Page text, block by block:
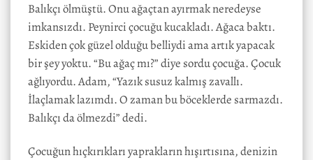
Balıkçı ölmüştü. Onu ağaçtan ayırmak neredeyse
imkansızdı. Peynirci çocuğu kucakladı. Ağaca baktı.
Eskiden çok güzel olduğu belliydi ama artık yapacak
bir şey yoktu. “Bu ağaç mı?” diye sordu çocuğa. Çocuk
ağlıyordu. Adam, “Yazık susuz kalmış zavallı.
İlaçlamak lazımdı. O zaman bu böceklerde sarmazdı.
Balıkçı da ölmezdi” dedi.
Çocuğun hıçkırıkları yaprakların hışırtısına, denizin